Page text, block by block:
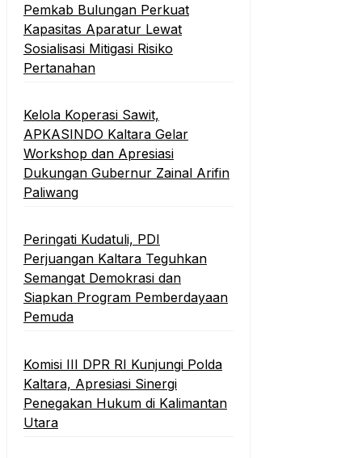
Pemkab Bulungan Perkuat
Kapasitas Aparatur Lewat
Sosialisasi Mitigasi Risiko
Pertanahan
Kelola Koperasi Sawit,
APKASINDO Kaltara Gelar
Workshop dan Apresiasi
Dukungan Gubernur Zainal Arifin
Paliwang
Peringati Kudatuli, PDI
Perjuangan Kaltara Teguhkan
Semangat Demokrasi dan
Siapkan Program Pemberdayaan
Pemuda
Komisi III DPR RI Kunjungi Polda
Kaltara, Apresiasi Sinergi
Penegakan Hukum di Kalimantan
Utara